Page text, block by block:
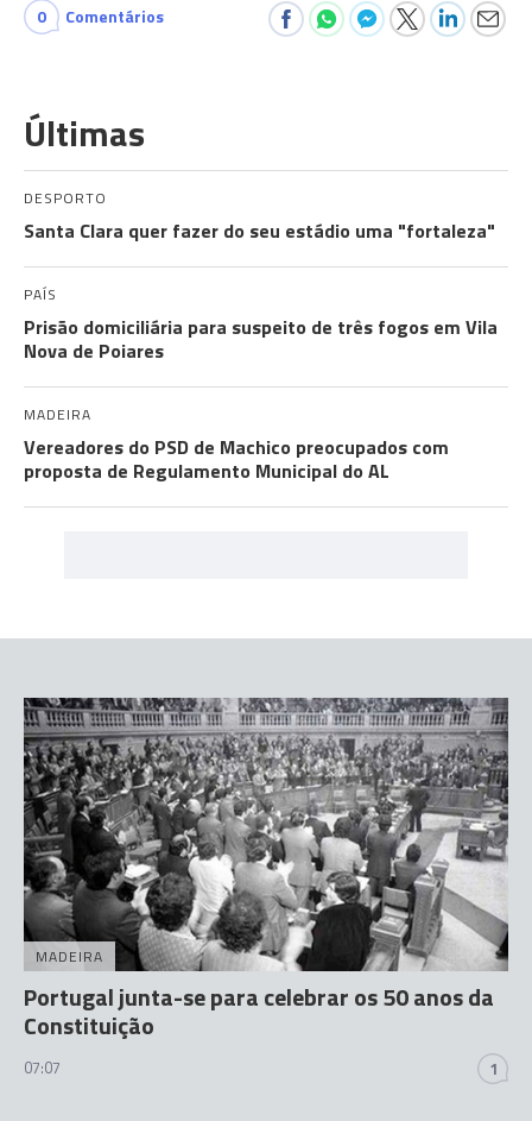
0 Comentários
Últimas
DESPORTO
Santa Clara quer fazer do seu estádio uma "fortaleza"
PAÍS
Prisão domiciliária para suspeito de três fogos em Vila
Nova de Poiares
MADEIRA
Vereadores do PSD de Machico preocupados com
proposta de Regulamento Municipal do AL
MADEIRA
Portugal junta-se para celebrar os 50 anos da
Constituição
07:07 1